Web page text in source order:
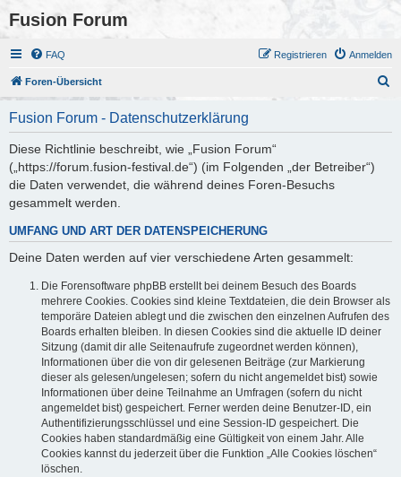
Fusion Forum
FAQ Anmelden
Registrieren
Foren-Übersicht
Fusion Forum - Datenschutzerklärung
Diese Richtlinie beschreibt, wie „Fusion Forum“
(„https://forum.fusion-festival.de“) (im Folgenden „der Betreiber“)
die Daten verwendet, die während deines Foren-Besuchs
gesammelt werden.
UMFANG UND ART DER DATENSPEICHERUNG
Deine Daten werden auf vier verschiedene Arten gesammelt:
Die Forensoftware phpBB erstellt bei deinem Besuch des Boards
mehrere Cookies. Cookies sind kleine Textdateien, die dein Browser als
temporäre Dateien ablegt und die zwischen den einzelnen Aufrufen des
Boards erhalten bleiben. In diesen Cookies sind die aktuelle ID deiner
Sitzung (damit dir alle Seitenaufrufe zugeordnet werden können),
Informationen über die von dir gelesenen Beiträge (zur Markierung
dieser als gelesen/ungelesen; sofern du nicht angemeldet bist) sowie
Informationen über deine Teilnahme an Umfragen (sofern du nicht
angemeldet bist) gespeichert. Ferner werden deine Benutzer-ID, ein
Authentifizierungsschlüssel und eine Session-ID gespeichert. Die
Cookies haben standardmäßig eine Gültigkeit von einem Jahr. Alle
Cookies kannst du jederzeit über die Funktion „Alle Cookies löschen“
löschen.